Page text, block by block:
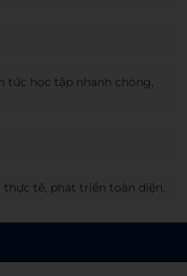
tức học tập nhanh chóng,
tế, phát triển toàn diện.